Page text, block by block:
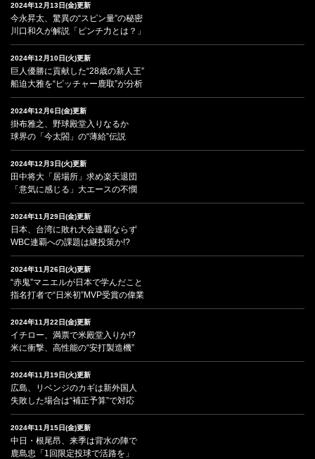
2024年12月13日(金)更新
今永昇太、驚異の“スピン量”の秘密
川口和久が解説「ピンチ力とは？」
2024年12月10日(火)更新
巨人優勝に貢献した“28歳の新人王”
船迫大雅を“ピッチャー鹿取”が分析
2024年12月6日(金)更新
掛布雅之、野球殿堂入りなるか
球界の「今太閤」の“薄給”伝説
2024年12月3日(火)更新
田中将大「居場所」求め楽天退団
「意気に感じる」大エースの不憫
2024年11月29日(金)更新
日本、台湾に敗れ大会連覇ならず
WBC連覇への課題は継投策か!?
2024年11月26日(火)更新
“赤鬼”マニエルが日本で学んだこと
指名打者で“日米初”MVP受賞の偉業
2024年11月22日(金)更新
イチロー、満票で米殿堂入りか!?
米に衝撃、高性能の“安打製造機”
2024年11月19日(火)更新
広島、リベンジのカギは新外国人
失敗した場合は“補正予算”で対応
2024年11月15日(金)更新
中日・根尾昂、来季は背水の陣で
鹿島忠「1回限定投球で活路を」